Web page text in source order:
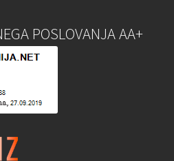
POSLOVANJA AA+